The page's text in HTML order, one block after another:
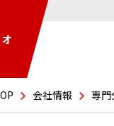
会社情報 専門